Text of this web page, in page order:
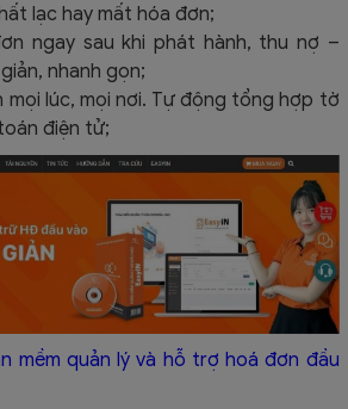
lạc hay mất hóa đơn;
ngay sau khi phát hành, thu nợ –
nhanh gọn;
mọi lúc, mọi nơi. Tự động tổng hợp tờ
điện tử;
mềm quản lý và hỗ trợ hoá đơn đầu